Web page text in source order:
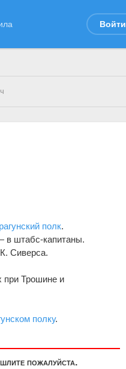
Войти
полк.
в штабс-капитаны.
Сиверса.
при Трошине и
полку.
пожалуйста.